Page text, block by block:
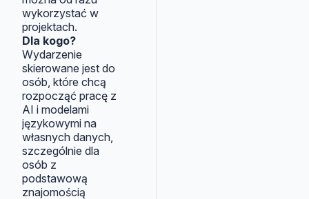
wykorzystać w
projektach.
Dla kogo?
Wydarzenie
skierowane jest do
osób, które chcą
rozpocząć pracę z
AI i modelami
językowymi na
własnych danych,
szczególnie dla
osób z
podstawową
znajomością